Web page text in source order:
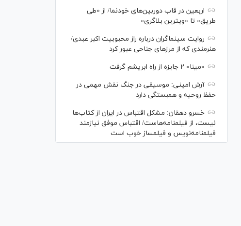
اربعین در قاب دوربین‌های خودنما/ از «طی
طریق» تا «ویترین بلاگری»
روایت سینماگران درباره راز محبوبیت اکبر عبدی/
هنرمندی که از مرزهای جناحی عبور کرد
«مینا» ۲ جایزه از راه ابریشم گرفت
آرش امینی: موسیقی در جنگ نقش مهمی در
حفظ روحیه و همبستگی دارد
خسرو دهقان: مشکل اقتباس در ایران از کتاب‌ها
نیست، از فیلمنامه‌هاست/ اقتباس موفق نیازمند
فیلمنامه‌نویس و فیلمساز خوب است